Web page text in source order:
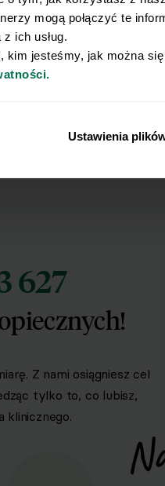
mogą połączyć te
ich usług.
kim jesteśmy, jak można
Ustawienia
by jednocześnie
a nie tzw. źródła
przytyć ważne są
co jest
627
Z nami osiągniesz cel
tylko to, co lubisz,
klinicznego.